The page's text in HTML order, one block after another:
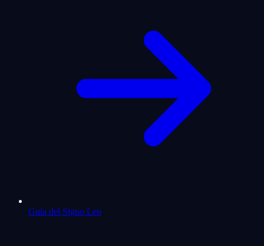
Guía del Signo Leo